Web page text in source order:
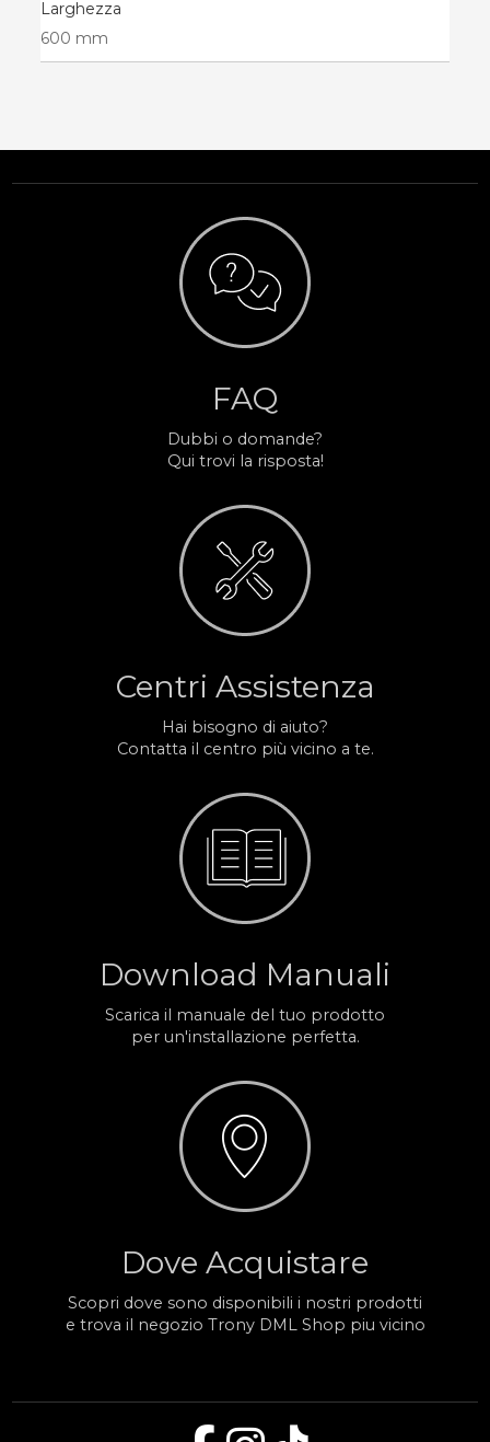
Larghezza
600 mm
FAQ
Dubbi o domande?
Qui trovi la risposta!
Centri Assistenza
Hai bisogno di aiuto?
Contatta il centro più vicino a te.
Download Manuali
Scarica il manuale del tuo prodotto
per un'installazione perfetta.
Dove Acquistare
Scopri dove sono disponibili i nostri prodotti
e trova il negozio Trony DML Shop piu vicino